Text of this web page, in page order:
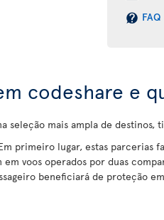
FAQ
codeshare e
seleção mais ampla de
primeiro lugar, estas
voos operados por duas
beneficiará de proteção